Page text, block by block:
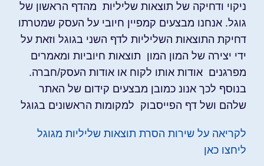
ניקוי ודחיקה של תוצאות שליליות מהדף הראשון של
גוגל. אנחנו מבצעים קמפיין חיובי על העסק שמטרתו
דחיקת התוצאות השליליות לדף השני בגוגל וזאת על
ידי יצירה של המון המון תוצאות חיוביות ומאמרים
מפרגנים אודות אותו לקוח או אודות העסק/חברה.
בנוסף לכך אנונ כמובן מבצעים קידום של האתר
שלהם ושל דף הפייסבוק למקומות הראשונים בגוגל
לקריאה על שירות הסרת תוצאות שליליות מגוגל
ליחצו כאן